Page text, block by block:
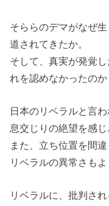
そららのデマがなぜ
道されてきたか。
そして、真実が発覚
れを認めなかったのか
日本のリベラルと言
息交じりの絶望を感
また、立ち位置を間
リベラルの異常さもよ
リベラルに、批判さ